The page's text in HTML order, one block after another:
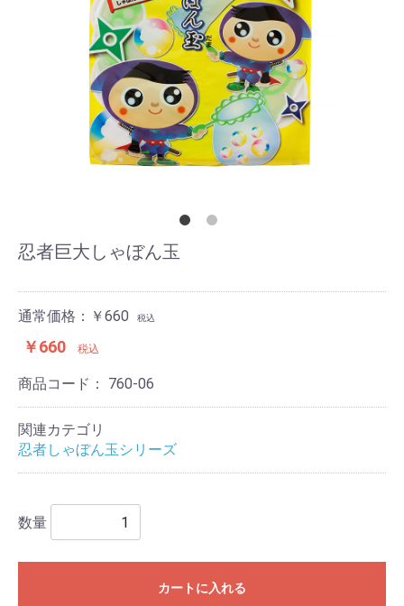
忍者巨大しゃぼん玉
通常価格：￥660 税込
￥660 税込
商品コード： 760-06
関連カテゴリ
忍者しゃぼん玉シリーズ
数量
カートに入れる